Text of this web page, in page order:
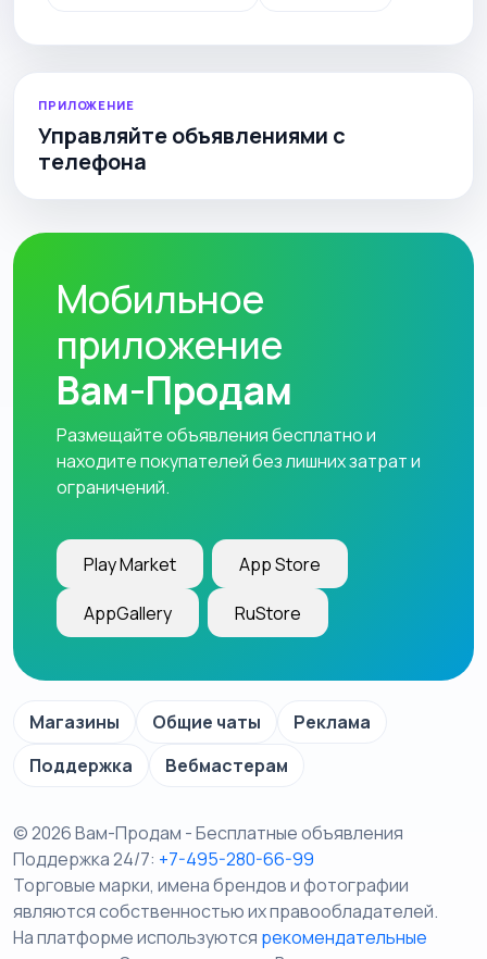
ПРИЛОЖЕНИЕ
Управляйте объявлениями с
телефона
Мобильное
приложение
Вам-Продам
Размещайте объявления бесплатно и
находите покупателей без лишних затрат и
ограничений.
Play Market App Store
AppGallery RuStore
Магазины Общие чаты
Реклама
Поддержка
Вебмастерам
© 2026 Вам-Продам - Бесплатные объявления
Поддержка 24/7: +7-495-280-66-99
Торговые марки, имена брендов и фотографии
являются собственностью их правообладателей.
На платформе используются рекомендательные